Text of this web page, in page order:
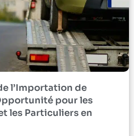
l’Importation de
pour les
les Particuliers en